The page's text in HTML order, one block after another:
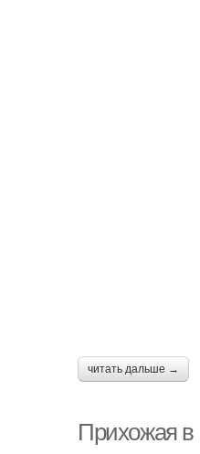
читать дальше →
Прихожая в